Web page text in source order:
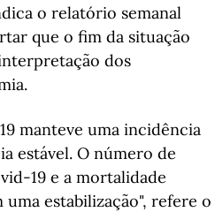
o relatório semanal
que o fim da situação
dos
manteve uma incidência
estável. O número de
19 e a mortalidade
estabilização", refere o